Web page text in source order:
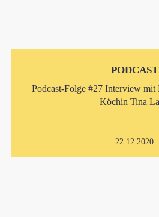
PODCAST
Podcast-Folge #27 Interview
Köchin Tina
22.12.2020